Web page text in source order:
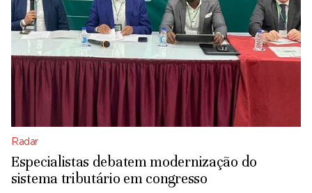
Radar
Especialistas debatem modernização do
sistema tributário em congresso